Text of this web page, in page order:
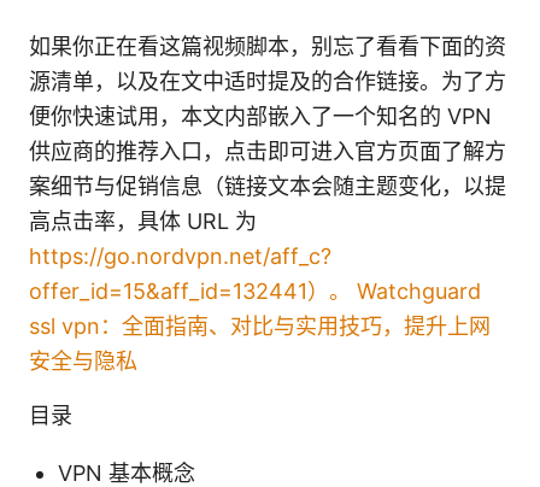
如果你正在看这篇视频脚本，别忘了看看下面的资
源清单，以及在文中适时提及的合作链接。为了方
便你快速试用，本文内部嵌入了一个知名的 VPN
供应商的推荐入口，点击即可进入官方页面了解方
案细节与促销信息（链接文本会随主题变化，以提
高点击率，具体 URL 为
https://go.nordvpn.net/aff_c?
offer_id=15&aff_id=132441）。
Watchguard
ssl vpn：全面指南、对比与实用技巧，提升上网
安全与隐私
目录
VPN 基本概念